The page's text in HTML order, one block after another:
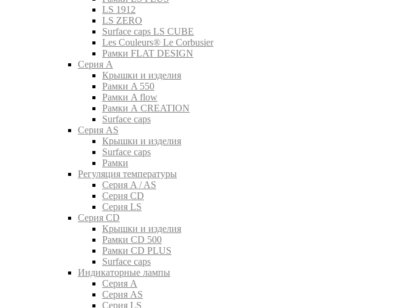
LS 1912
LS ZERO
Surface caps LS CUBE
Les Couleurs® Le Corbusier
Рамки FLAT DESIGN
Серия A
Крышки и изделия
Рамки A 550
Рамки A flow
Рамки A CREATION
Surface caps
Серия AS
Крышки и изделия
Surface caps
Рамки
Регуляция температуры
Серия A / AS
Серия CD
Серия LS
Серия CD
Крышки и изделия
Рамки CD 500
Рамки CD PLUS
Surface caps
Индикаторные лампы
Серия A
Серия AS
Серия LS